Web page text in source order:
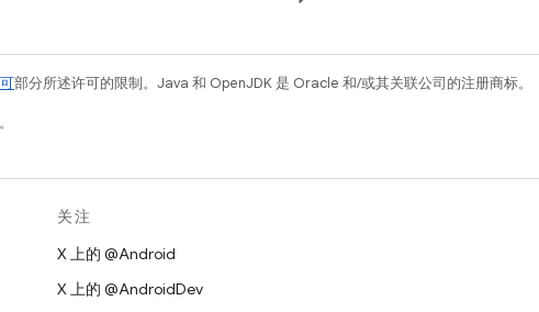
部分所述许可的限制。Java 和 OpenJDK 是 Oracle 和/或其关联公司的注册商标。
关注
X 上的 @Android
X 上的 @AndroidDev